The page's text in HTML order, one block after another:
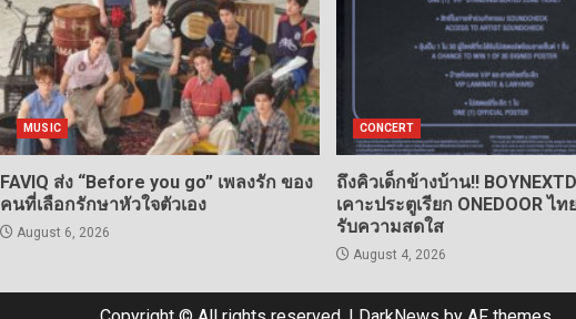
MUSIC
FAVIQ ส่ง “Before you go” เพลงรัก ของ
คนที่เลือกรักษาหัวใจตัวเอง
August 6, 2026
CONCERT
ถึงคิวเด็กข้างบ้าน!!
เคาะประตูเรียก ONEDOOR ไท
รับความสดใส
August 4, 2026